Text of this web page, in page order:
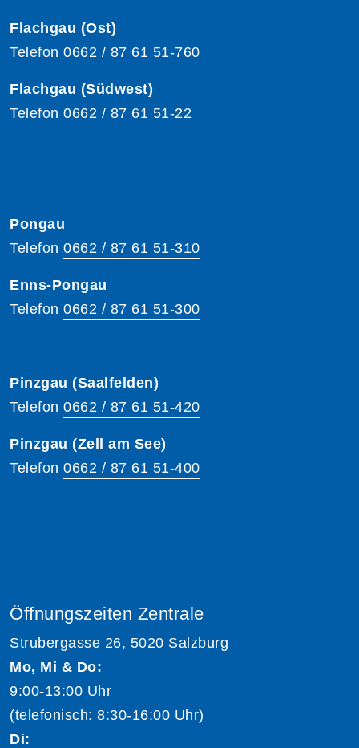
Flachgau (Ost)
Telefon 0662 / 87 61 51-760
Flachgau (Südwest)
Telefon 0662 / 87 61 51-22
Pongau
Telefon 0662 / 87 61 51-310
Enns-Pongau
Telefon 0662 / 87 61 51-300
Pinzgau (Saalfelden)
Telefon 0662 / 87 61 51-420
Pinzgau (Zell am See)
Telefon 0662 / 87 61 51-400
Öffnungszeiten Zentrale
Strubergasse 26, 5020 Salzburg
Mo, Mi & Do:
9:00-13:00 Uhr
(telefonisch: 8:30-16:00 Uhr)
Di: